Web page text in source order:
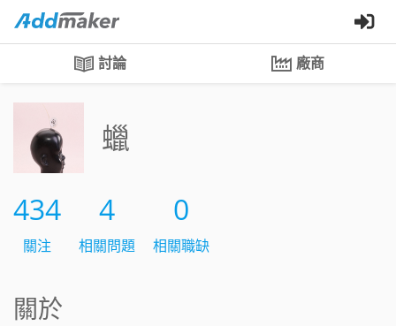
討論 廠商
蠟
434
關注
4
相關問題
0
相關職缺
關於